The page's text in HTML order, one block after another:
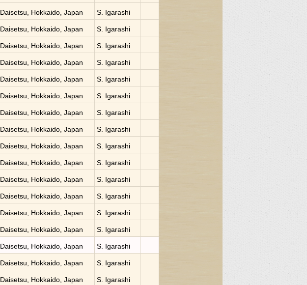
Daisetsu, Hokkaido, Japan S. Igarashi
Daisetsu, Hokkaido, Japan S. Igarashi
Daisetsu, Hokkaido, Japan S. Igarashi
Daisetsu, Hokkaido, Japan S. Igarashi
Daisetsu, Hokkaido, Japan S. Igarashi
Daisetsu, Hokkaido, Japan S. Igarashi
Daisetsu, Hokkaido, Japan S. Igarashi
Daisetsu, Hokkaido, Japan S. Igarashi
Daisetsu, Hokkaido, Japan S. Igarashi
Daisetsu, Hokkaido, Japan S. Igarashi
Daisetsu, Hokkaido, Japan S. Igarashi
Daisetsu, Hokkaido, Japan S. Igarashi
Daisetsu, Hokkaido, Japan S. Igarashi
Daisetsu, Hokkaido, Japan S. Igarashi
Daisetsu, Hokkaido, Japan S. Igarashi
Daisetsu, Hokkaido, Japan S. Igarashi
Daisetsu, Hokkaido, Japan S. Igarashi